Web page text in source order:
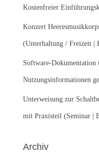
Kostenfreier
Konzert
(Unterhaltung / Freizeit |
Software-Dokumentation
Nutzungsinformationen
Unterweisung zur
mit Praxisteil (Seminar |
Archiv